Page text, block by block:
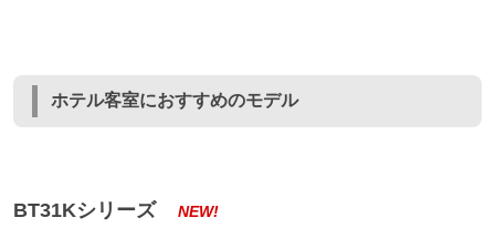
ホテル客室におすすめのモデル
BT31Kシリーズ NEW!